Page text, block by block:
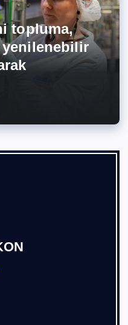
topluma,
yenilenebilir